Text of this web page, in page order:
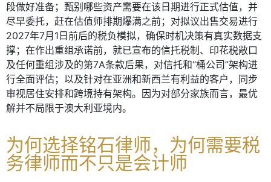
段做好准备；甄别哪些资产需要在该日期进行正式估值，并
尽早委托，赶在估值师排期爆满之前；对拟议出售交易进行
2027年7月1日前后的税负模拟，确保时机决策有真实数据支
撑；在作出重组承诺前，就已宣布的信托税制、印花税敞口
及任何重组涉及的第7A条款后果，对信托和“桶公司”架构进
行全面评估；以及针对在亚洲和新西兰有利益的客户，同步
审视居住安排和跨境持有架构。因为对部分家族而言，最优
解并不局限于澳大利亚境内。
为何选择铭石律师，为何需要税
务律师而不只是会计师